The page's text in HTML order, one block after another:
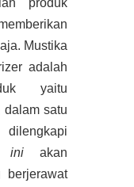
produk
Mustika
adalah
yaitu
dalam satu
iniakan
berjerawat